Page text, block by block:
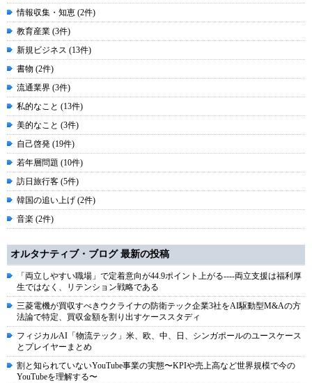
情報収集・知恵 (2件)
教育産業 (3件)
新規ビジネス (13件)
書物 (2件)
流通業界 (3件)
私的なこと (13件)
美的なこと (3件)
自己啓発 (19件)
若年層問題 (10件)
訪日旅行客 (5件)
韓国の追い上げ (2件)
音楽 (2件)
オルタナティブ・ブログ 最新の投稿
「両立しやすい職場」で定着意向が44.9ポイント上がる----両立支援は福利厚
生ではなく、リテンション戦略である
三菱電機が買収すべきウクライナの防衛テック企業3社をAI駆動型M&Aの方
法論で特定、買収金額を割り出すケーススタディ
フィジカルAI「物流テック」米、欧、中、日、シンガポールのユースケース
とプレイヤーまとめ
割と知られていないYouTube事業の実態〜KPIや売上高など世界規模で今の
YouTubeを理解する〜